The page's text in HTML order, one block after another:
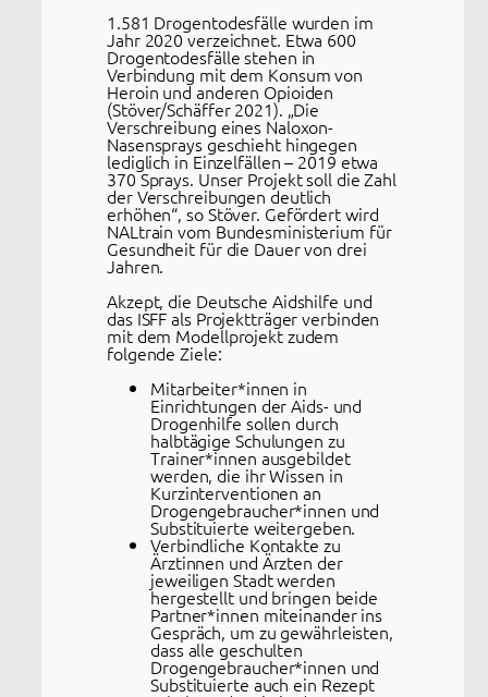
1.581 Drogentodesfälle wurden im
Jahr 2020 verzeichnet. Etwa 600
Drogentodesfälle stehen in
Verbindung mit dem Konsum von
Heroin und anderen Opioiden
(Stöver/Schäffer 2021). „Die
Verschreibung eines Naloxon-
Nasensprays geschieht hingegen
lediglich in Einzelfällen – 2019 etwa
370 Sprays. Unser Projekt soll die Zahl
der Verschreibungen deutlich
erhöhen“, so Stöver. Gefördert wird
NALtrain vom Bundesministerium für
Gesundheit für die Dauer von drei
Jahren.
Akzept, die Deutsche Aidshilfe und
das ISFF als Projektträger verbinden
mit dem Modellprojekt zudem
folgende Ziele:
Mitarbeiter*innen in
Einrichtungen der Aids- und
Drogenhilfe sollen durch
halbtägige Schulungen zu
Trainer*innen ausgebildet
werden, die ihr Wissen in
Kurzinterventionen an
Drogengebraucher*innen und
Substituierte weitergeben.
Verbindliche Kontakte zu
Ärztinnen und Ärzten der
jeweiligen Stadt werden
hergestellt und bringen beide
Partner*innen miteinander ins
Gespräch, um zu gewährleisten,
dass alle geschulten
Drogengebraucher*innen und
Substituierte auch ein Rezept